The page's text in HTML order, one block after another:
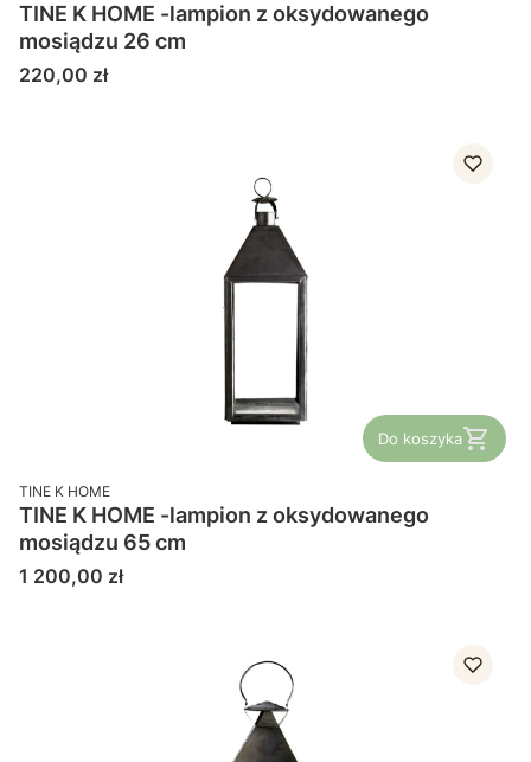
TINE K HOME -lampion z oksydowanego
mosiądzu 26 cm
Cena
220,00 zł
Do koszyka
PRODUCENT
TINE K HOME
TINE K HOME -lampion z oksydowanego
mosiądzu 65 cm
Cena
1 200,00 zł